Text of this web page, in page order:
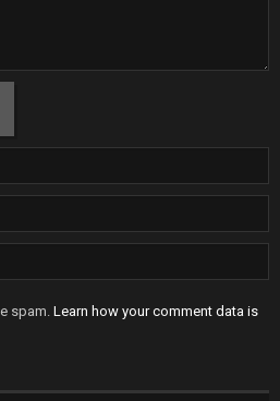
spam. Learn how your comment data is